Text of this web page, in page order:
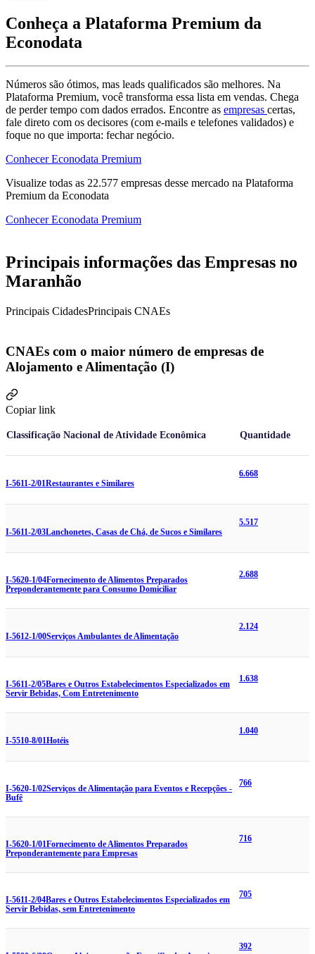
Conheça a Plataforma Premium da
Econodata
Números são ótimos, mas leads qualificados são melhores. Na
Plataforma Premium, você transforma essa lista em vendas. Chega
de perder tempo com dados errados. Encontre as empresas certas,
fale direto com os decisores (com e-mails e telefones validados) e
foque no que importa: fechar negócio.
Conhecer Econodata Premium
Visualize todas as 22.577 empresas desse mercado na Plataforma
Premium da Econodata
Conhecer Econodata Premium
Principais informações das Empresas no
Maranhão
Principais CidadesPrincipais CNAEs
CNAEs com o maior número de empresas de
Alojamento e Alimentação (I)
Copiar link
Classificação Nacional de Atividade Econômica Quantidade
I-5611-2/01Restaurantes e Similares
6.668
I-5611-2/03Lanchonetes, Casas de Chá, de Sucos e Similares
5.517
I-5620-1/04Fornecimento de Alimentos Preparados
Preponderantemente para Consumo Domiciliar
2.688
I-5612-1/00Serviços Ambulantes de Alimentação
2.124
I-5611-2/05Bares e Outros Estabelecimentos Especializados em
Servir Bebidas, Com Entretenimento
1.638
I-5510-8/01Hotéis
1.040
I-5620-1/02Serviços de Alimentação para Eventos e Recepções -
Bufê
766
I-5620-1/01Fornecimento de Alimentos Preparados
Preponderantemente para Empresas
716
I-5611-2/04Bares e Outros Estabelecimentos Especializados em
Servir Bebidas, sem Entretenimento
705
392